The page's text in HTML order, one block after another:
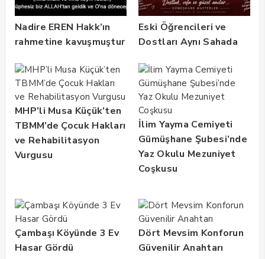
Nadire EREN Hakk’ın
rahmetine kavuşmuştur
Eski Öğrencileri ve
Dostları Aynı Sahada
Unutulmadı
MHP’li Musa Küçük’ten
TBMM’de Çocuk Hakları
ve Rehabilitasyon
Vurgusu
İlim Yayma Cemiyeti
Gümüşhane Şubesi’nde
Yaz Okulu Mezuniyet
Coşkusu
Çambaşı Köyünde 3 Ev
Hasar Gördü
Dört Mevsim Konforun
Güvenilir Anahtarı